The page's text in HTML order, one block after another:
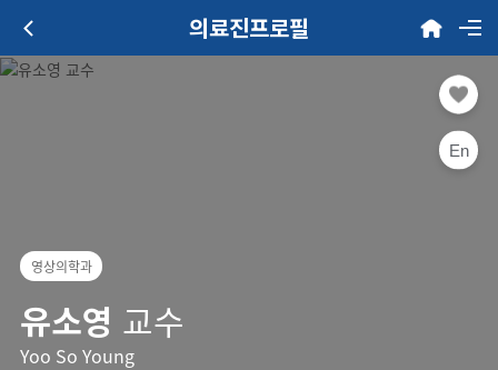
의료진프로필
En
영상의학과
유소영 교수
Yoo So Young